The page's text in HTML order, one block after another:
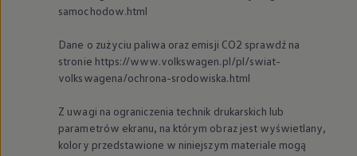
samochodow.html
Dane o zużyciu paliwa oraz emisji CO2 sprawdź na
stronie https://www.volkswagen.pl/pl/swiat-
volkswagena/ochrona-srodowiska.html
Z uwagi na ograniczenia technik drukarskich lub
parametrów ekranu, na którym obraz jest wyświetlany,
kolory przedstawione w niniejszym materiale mogą